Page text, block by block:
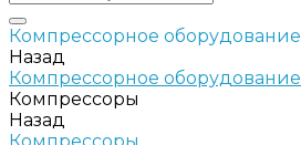
Компрессорное оборудование
Назад
Компрессорное оборудование
Компрессоры
Назад